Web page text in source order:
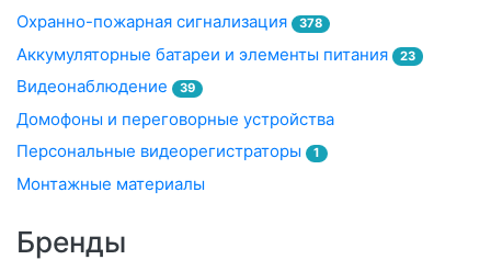
Охранно-пожарная сигнализация 378
Аккумуляторные батареи и элементы питания 23
Видеонаблюдение 39
Домофоны и переговорные устройства
Персональные видеорегистраторы
1
Монтажные материалы
Бренды